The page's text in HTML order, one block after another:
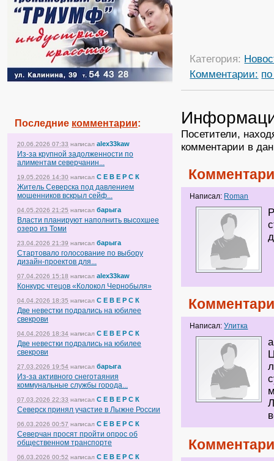
Последние комментарии:
20.06.2026 07:33 написал alex33kaw
Из-за крупной задолженности по
алиментам северчанин...
19.05.2026 14:30 написал С Е В Е Р С К
Житель Северска под давлением
мошенников вскрыл сейф...
04.05.2026 21:25 написал барыга
Власти планируют наполнить высохшее
озеро из Томи
23.04.2026 21:39 написал барыга
Стартовало голосование по выбору
дизайн-проектов для...
07.04.2026 15:18 написал alex33kaw
Конкурс чтецов «Колокол Чернобыля»
04.04.2026 18:35 написал С Е В Е Р С К
Две невестки подрались на юбилее
свекрови
04.04.2026 18:34 написал С Е В Е Р С К
Две невестки подрались на юбилее
свекрови
27.03.2026 19:54 написал барыга
Из-за активного снеготаяния
коммунальные службы города...
07.03.2026 22:33 написал С Е В Е Р С К
Северск принял участие в Лыжне России
06.03.2026 00:57 написал С Е В Е Р С К
Северчан просят пройти опрос об
общественном транспорте
06.03.2026 00:52 написал С Е В Е Р С К
Категория:
Комментарии:
Посетители,
комментарии в
Написал: Roman
Написал:Улитка